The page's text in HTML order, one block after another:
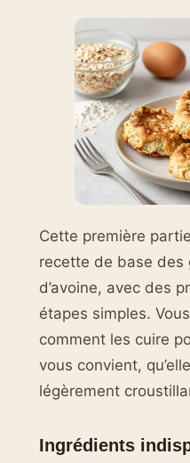
Cette première
recette de base des
d’avoine, avec des
étapes simples.
comment les cuire
vous convient,
légèrement
Ingrédients